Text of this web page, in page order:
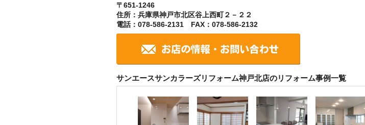
〒651-1246
住所：兵庫県神戸市北区谷上西町２－２２
電話：078-586-2131 FAX：078-586-2132
サンエースサンカラーズリフォーム神戸北店のリフォーム事例一覧